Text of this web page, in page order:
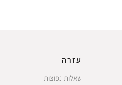
עזרה
שאלות נפוצות